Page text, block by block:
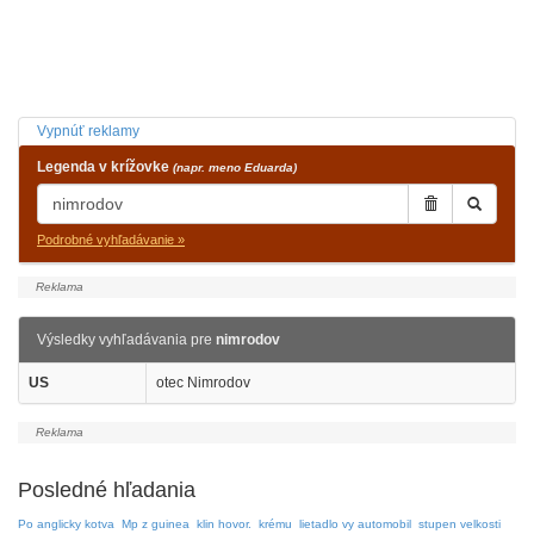
Vypnúť reklamy
Legenda v krížovke (napr. meno Eduarda)
Podrobné vyhľadávanie »
Výsledky vyhľadávania pre nimrodov
US otec Nimrodov
Posledné hľadania
Po anglicky kotva Mp z guinea klin hovor. krému lietadlo vy automobil stupen velkosti